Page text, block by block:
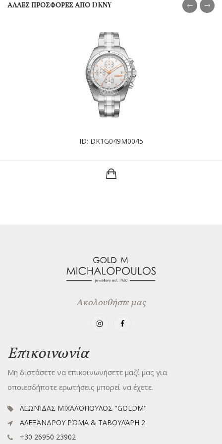
ΑΛΛΕΣ ΠΡΟΣΦΟΡΕΣ ΑΠΟ DKNY
ID: DK1G049M0045
Ακολουθήστε μας
Επικοινωνία
Μη διστάσετε να επικοινωνήσετε μαζί μας για
οποιεσδήποτε ερωτήσεις μπορεί να έχετε.
ΛΕΩΝΊΔΑΣ ΜΙΧΑΛΌΠΟΥΛΟΣ "GOLDM"
ΑΛΕΞΆΝΔΡΟΥ ΡΏΜΑ & ΤΑΒΟΥΛΆΡΗ 2
+30 26950 23902